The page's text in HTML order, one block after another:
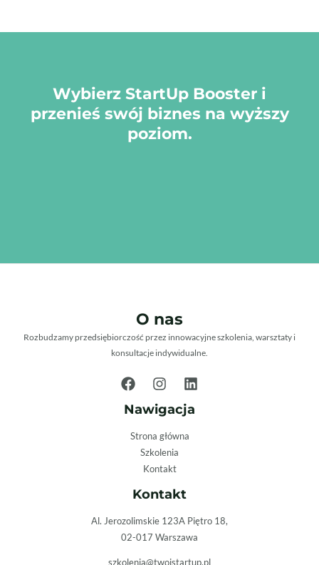
Wybierz StartUp Booster i
przenieś swój biznes na wyższy
poziom.
O nas
Rozbudzamy przedsiębiorczość przez innowacyjne szkolenia, warsztaty i
konsultacje indywidualne.
Nawigacja
Strona główna
Szkolenia
Kontakt
Kontakt
Al. Jerozolimskie 123A Piętro 18,
02-017 Warszawa
szkolenia@twojstartup.pl